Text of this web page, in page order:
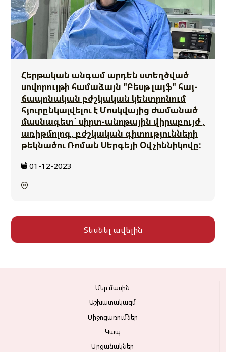
Հերթական անգամ արդեն ստեղծված
սովորույթի համաձայն "Բեսթ լայֆ" հայ-
ճապոնական բժշկական կենտրոնում
հյուրընկալվելու է Մոսկվայից ժամանած
մասնագետ` սիրտ-անոթային վիրաբույժ ,
առիթմոլոգ, բժշկական գիտությունների
թեկնածու Ռոման Սերգեյի Օվչիննիկովը:
01-12-2023
Տեսնել ավելին
Մեր մասին
Աշխատակազմ
Միջոցառումներ
Կապ
Մրցանակներ